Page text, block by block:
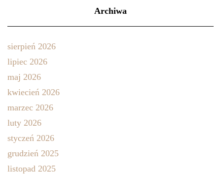
Archiwa
sierpień 2026
lipiec 2026
maj 2026
kwiecień 2026
marzec 2026
luty 2026
styczeń 2026
grudzień 2025
listopad 2025